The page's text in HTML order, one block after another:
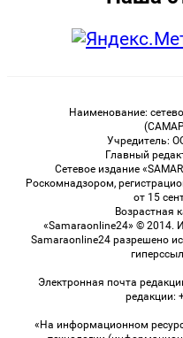
Наименование:
Учредитель:
Главный
Сетевое издание
Роскомнадзором,
от 15
Возрастная
«Samaraonline24» © 2014.
Samaraonline24 разрешено
Электронная почта
редакции:
«На информационном